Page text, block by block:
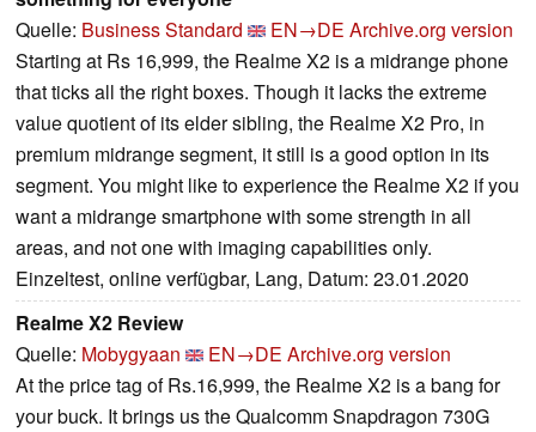
Quelle: Business Standard EN→DE Archive.org version
Starting at Rs 16,999, the Realme X2 is a midrange phone
that ticks all the right boxes. Though it lacks the extreme
value quotient of its elder sibling, the Realme X2 Pro, in
premium midrange segment, it still is a good option in its
segment. You might like to experience the Realme X2 if you
want a midrange smartphone with some strength in all
areas, and not one with imaging capabilities only.
Einzeltest, online verfügbar, Lang, Datum: 23.01.2020
Realme X2 Review
Quelle: Mobygyaan EN→DE Archive.org version
At the price tag of Rs.16,999, the Realme X2 is a bang for
your buck. It brings us the Qualcomm Snapdragon 730G